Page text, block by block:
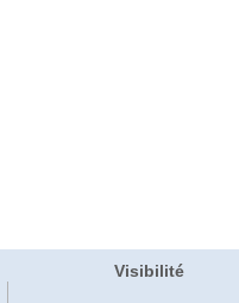
Visibilité